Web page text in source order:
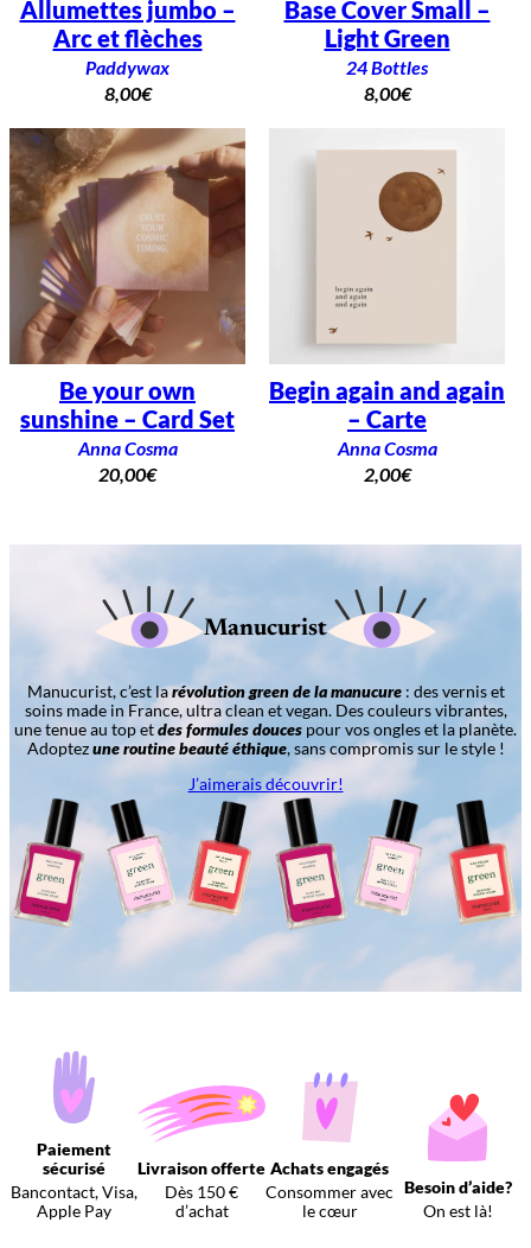
Allumettes jumbo –
Arc et flèches
Paddywax
8,00€
Base Cover Small –
Light Green
24 Bottles
8,00€
Be your own
sunshine – Card Set
Anna Cosma
20,00€
Begin again and again
– Carte
Anna Cosma
2,00€
Manucurist
Manucurist, c’est larévolution green de la manucure: des vernis et
soins made in France, ultra clean et vegan. Des couleurs vibrantes,
une tenue au top etdes formules douces pour vos ongles et la planète.
Adoptezune routine beauté éthique, sans compromis sur le style !
J’aimerais découvrir!
Paiement
sécurisé
Bancontact, Visa,
Apple Pay
Livraison offerte
Dès 150 €
d’achat
Achats engagés
Consommer avec
le cœur
Besoin d’aide?
On est là!